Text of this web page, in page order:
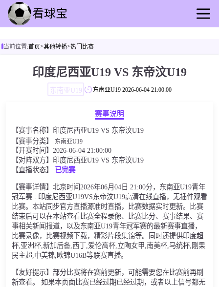
足球直播
篮球直播
其他转播
当前位置:首页>其他转播>热门比赛
印度尼西亚U19 VS 东帝汶U19
东南亚U19 东南亚U19 2026-06-04 21:00:00
赛事说明
【赛事名称】印度尼西亚U19 VS 东帝汶U19
【赛事分类】
东南亚U19
【开赛时间】2026-06-04 21:00:00
【对阵双方】印度尼西亚U19 VS 东帝汶U19
【直播状态】
已完赛
【赛事详情】北京时间2026年06月04日 21:00分，东南亚U19青年
冠军赛 : 印度尼西亚U19VS东帝汶U19高清在线直播，无插件观看
比赛。本站同步官方直播源准时直播，比赛数据实时更新。比赛
结束后可以在本站查看比赛全程录像、比赛比分、赛事结果、赛
事相关新闻报道，以及东南亚U19青年冠军赛的最新赛事直播，
比赛录像，比赛视频下载，精彩片段集锦等。同时还提供印度超
杯,亚洲杯,新加后备,西丁,爱伦高杯,立陶女甲,南美杯,马统杯,刚果
民主超,中美锦,欧锦U16B等联赛直播。
【友好提示】部分比赛将在赛前更新，可能需要您在比赛前再刷
新查看。 如果本页面比赛已经过期已经过期，或者以上信号都无